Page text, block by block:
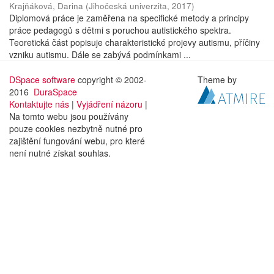
Krajňáková, Darina (Jihočeská univerzita, 2017)
Diplomová práce je zaměřena na specifické metody a principy
práce pedagogů s dětmi s poruchou autistického spektra.
Teoretická část popisuje charakteristické projevy autismu, příčiny
vzniku autismu. Dále se zabývá podmínkami ...
DSpace software copyright © 2002-
2016 DuraSpace
Kontaktujte nás | Vyjádření názoru |
Na tomto webu jsou používány
pouze cookies nezbytně nutné pro
zajištění fungování webu, pro které
není nutné získat souhlas.
Theme by